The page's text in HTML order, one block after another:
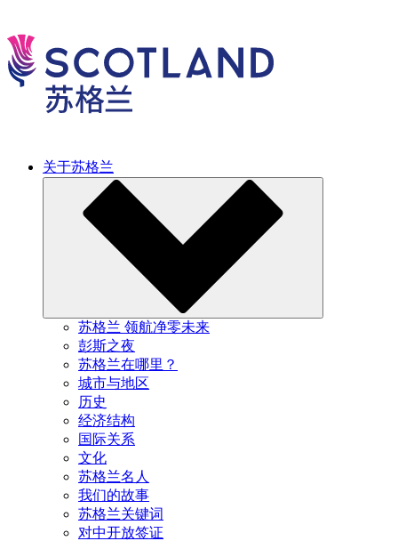
关于苏格兰
苏格兰 领航净零未来
彭斯之夜
苏格兰在哪里？
城市与地区
历史
经济结构
国际关系
文化
苏格兰名人
我们的故事
苏格兰关键词
对中开放签证